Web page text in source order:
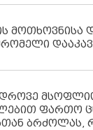
მოთხოვნისა
ფართო
ბრძოლას,